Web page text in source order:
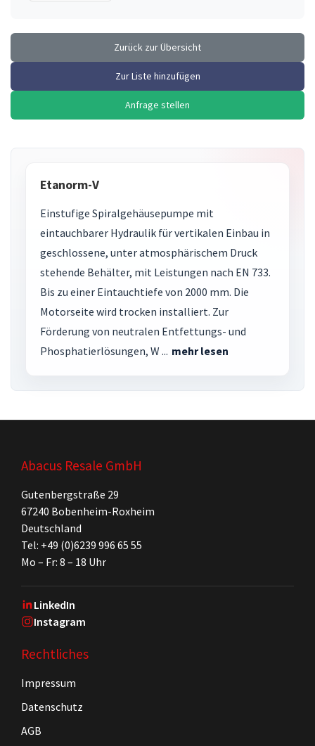
Zurück zur Übersicht
Zur Liste hinzufügen
Anfrage stellen
Etanorm-V
Einstufige Spiralgehäusepumpe mit
eintauchbarer Hydraulik für vertikalen Einbau in
geschlossene, unter atmosphärischem Druck
stehende Behälter, mit Leistungen nach EN 733.
Bis zu einer Eintauchtiefe von 2000 mm. Die
Motorseite wird trocken installiert. Zur
Förderung von neutralen Entfettungs- und
Phosphatierlösungen, W ... mehr lesen
Abacus Resale GmbH
Gutenbergstraße 29
67240 Bobenheim-Roxheim
Deutschland
Tel: +49 (0)6239 996 65 55
Mo – Fr: 8 – 18 Uhr
LinkedIn
Instagram
Rechtliches
Impressum
Datenschutz
AGB